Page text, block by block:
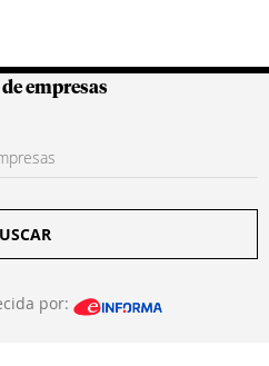
Colombianas
empresas
por: